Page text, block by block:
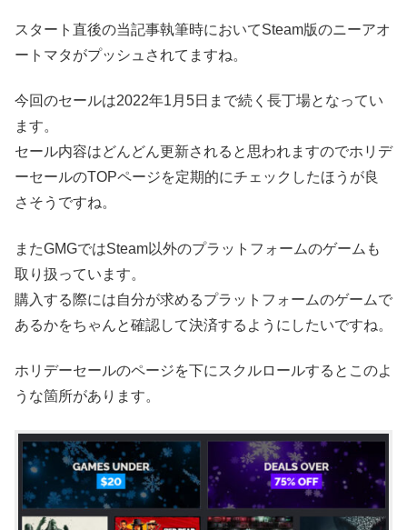
スタート直後の当記事執筆時においてSteam版のニーアオ
ートマタがプッシュされてますね。
今回のセールは2022年1月5日まで続く長丁場となってい
ます。
セール内容はどんどん更新されると思われますのでホリデ
ーセールのTOPページを定期的にチェックしたほうが良
さそうですね。
またGMGではSteam以外のプラットフォームのゲームも
取り扱っています。
購入する際には自分が求めるプラットフォームのゲームで
あるかをちゃんと確認して決済するようにしたいですね。
ホリデーセールのページを下にスクルロールするとこのよ
うな箇所があります。